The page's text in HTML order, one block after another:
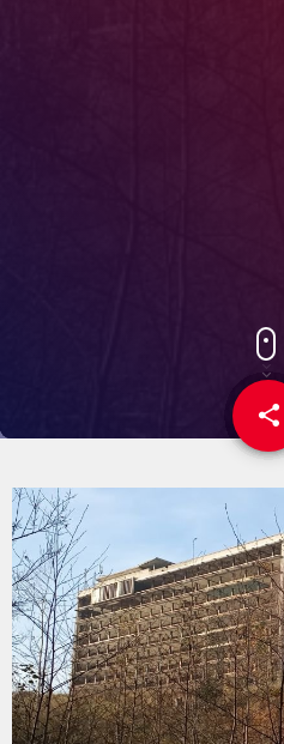
share
email